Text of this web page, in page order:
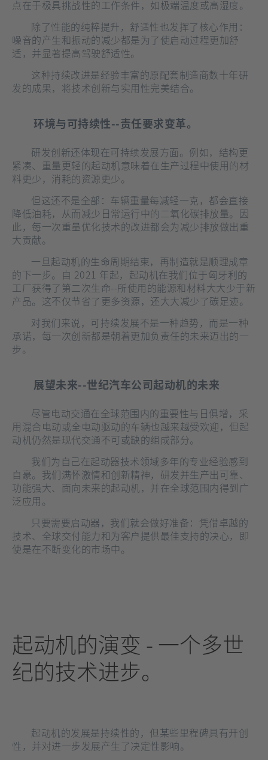
点在于极具挑战性的工作条件，如极端温度或高湿度。
除了性能的纯粹提升，舒适性也发挥了核心作用：
噪音的产生和振动的减少都是为了使启动过程更加舒
适，并显著提高驾驶舒适性。
这种持续改进是经验丰富的原配套制造商数十年研
发的成果，将技术创新与实用性完美结合。
环境与可持续性--责任要求变革。
研发创新还体现在可持续发展方面。例如，结构更
紧凑、重量更轻的起动机意味着在生产过程中使用的材
料更少，消耗的资源更少。
但这还不是全部：车辆重量每减轻一克，都会直接
降低油耗，从而减少日常运行中的二氧化碳排放量。因
此，每一次重量优化技术的改进都会为减少排放做出重
大贡献。
一旦起动机的生命周期结束，再制造就是顺理成章
的下一步。自 2021 年起，起动机在我们位于匈牙利的
工厂获得了第二次生命--所使用的能源和材料大大少于新
产品。这不仅节省了更多资源，还大大减少了碳足迹。
对我们来说，可持续发展不是一种趋势，而是一种
承诺，每一次创新都是朝着更加负责任的未来迈出的一
步。
展望未来--世纪汽车公司起动机的未来
尽管电动交通在全球范围内的重要性与日俱增，采
用混合电动或全电动驱动的车辆也越来越受欢迎，但起
动机仍然是现代交通不可或缺的组成部分。
我们为自己在起动器技术领域多年的专业经验感到
自豪。我们满怀激情和创新精神，研发并生产出可靠、
功能强大、面向未来的起动机，并在全球范围内得到广
泛应用。
只要需要启动器，我们就会做好准备：凭借卓越的
技术、全球交付能力和为客户提供最佳支持的决心，即
使是在不断变化的市场中。
起动机的演变 - 一个多世
纪的技术进步。
起动机的发展是持续性的，但某些里程碑具有开创
性，并对进一步发展产生了决定性影响。